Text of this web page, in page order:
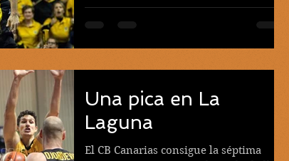
Una pica en La
Laguna
El CB Canarias consigue la séptima